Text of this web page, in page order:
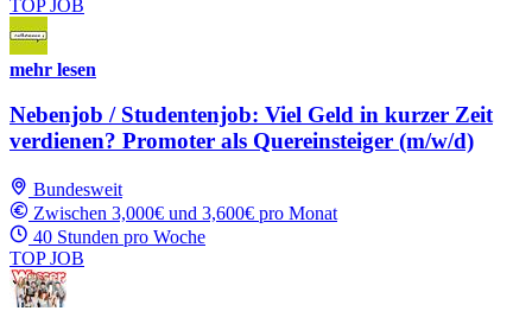
TOP JOB
mehr lesen
Nebenjob / Studentenjob: Viel Geld in kurzer Zeit
verdienen? Promoter als Quereinsteiger (m/w/d)
Bundesweit
Zwischen 3,000€ und 3,600€ pro Monat
40 Stunden pro Woche
TOP JOB